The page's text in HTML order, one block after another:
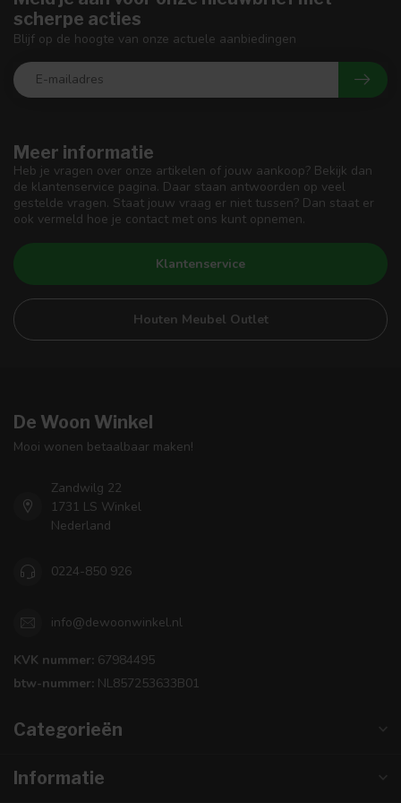
Meer informatie
Heb je vragen over onze artikelen of jouw aankoop? Bekijk dan
de klantenservice pagina. Daar staan antwoorden op veel
gestelde vragen. Staat jouw vraag er niet tussen? Dan staat er
ook vermeld hoe je contact met ons kunt opnemen.
Klantenservice
Houten Meubel Outlet
scherpe acties
Blijf op de hoogte van onze actuele aanbiedingen
De Woon Winkel
Mooi wonen betaalbaar maken!
Zandwilg 22
1731 LS Winkel
Nederland
0224-850 926
info@dewoonwinkel.nl
KVK nummer: 67984495
btw-nummer: NL857253633B01
Categorieën
Informatie